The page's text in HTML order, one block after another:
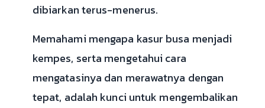
dibiarkan terus-menerus.
Memahami mengapa kasur busa menjadi
kempes, serta mengetahui cara
mengatasinya dan merawatnya dengan
tepat, adalah kunci untuk mengembalikan